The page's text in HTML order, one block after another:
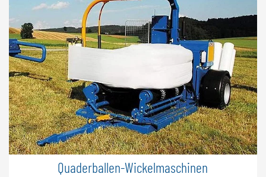
Quaderballen-Wickelmaschinen